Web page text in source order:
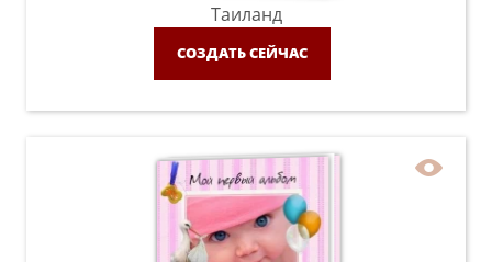
Таиланд
СОЗДАТЬ СЕЙЧАС